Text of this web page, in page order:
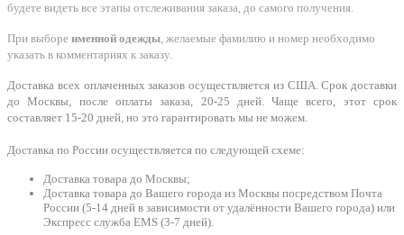
будете видеть все этапы отслеживания заказа, до самого получения.
При выборе именной одежды, желаемые фамилию и номер необходимо
указать в комментариях к заказу.
Доставка всех оплаченных заказов осуществляется из США. Срок доставки
до Москвы, после оплаты заказа, 20-25 дней. Чаще всего, этот срок
составляет 15-20 дней, но это гарантировать мы не можем.
Доставка по России осуществляется по следующей схеме:
Доставка товара до Москвы;
Доставка товара до Вашего города из Москвы посредством Почта
России (5-14 дней в зависимости от удалённости Вашего города) или
Экспресс служба EMS (3-7 дней).